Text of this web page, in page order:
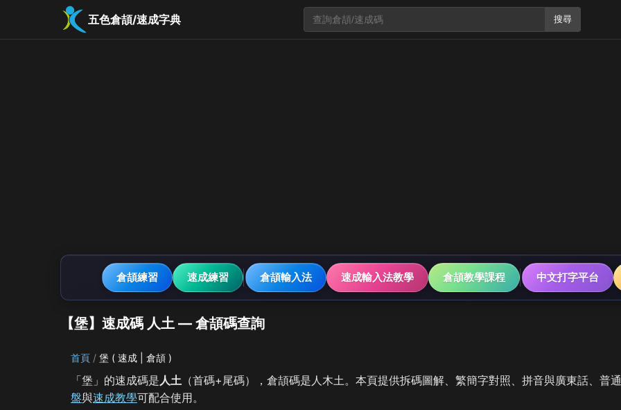
五色倉頡/速成字典 搜尋
倉頡練習 速成練習 倉頡輸入法 速成輸入法教學 倉頡教學課程 中文打字平台
【堡】速成碼 人土 — 倉頡碼查詢
首頁 堡 ( 速成 | 倉頡 )
「堡」的速成碼是人土 （首碼+尾碼），倉頡碼是人木土。本頁提供拆碼圖解、繁簡字對照、拼音與廣東話、普
盤與速成教學可配合使用。